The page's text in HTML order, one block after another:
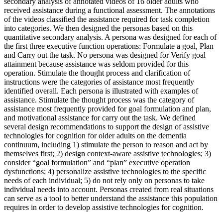
received assistance during a functional assessment. The annotations
of the videos classified the assistance required for task completion
into categories. We then designed the personas based on this
quantitative secondary analysis. A persona was designed for each of
the first three executive function operations: Formulate a goal, Plan
and Carry out the task. No persona was designed for Verify goal
attainment because assistance was seldom provided for this
operation. Stimulate the thought process and clarification of
instructions were the categories of assistance most frequently
identified overall. Each persona is illustrated with examples of
assistance. Stimulate the thought process was the category of
assistance most frequently provided for goal formulation and plan,
and motivational assistance for carry out the task. We defined
several design recommendations to support the design of assistive
technologies for cognition for older adults on the dementia
continuum, including 1) stimulate the person to reason and act by
themselves first; 2) design context-aware assistive technologies; 3)
consider “goal formulation” and “plan” executive operation
dysfunctions; 4) personalize assistive technologies to the specific
needs of each individual; 5) do not rely only on personas to take
individual needs into account. Personas created from real situations
can serve as a tool to better understand the assistance this population
requires in order to develop assistive technologies for cognition.